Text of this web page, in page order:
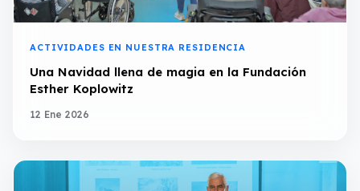
ACTIVIDADES EN NUESTRA RESIDENCIA
Una Navidad llena de magia en la Fundación
Esther Koplowitz
12 Ene 2026